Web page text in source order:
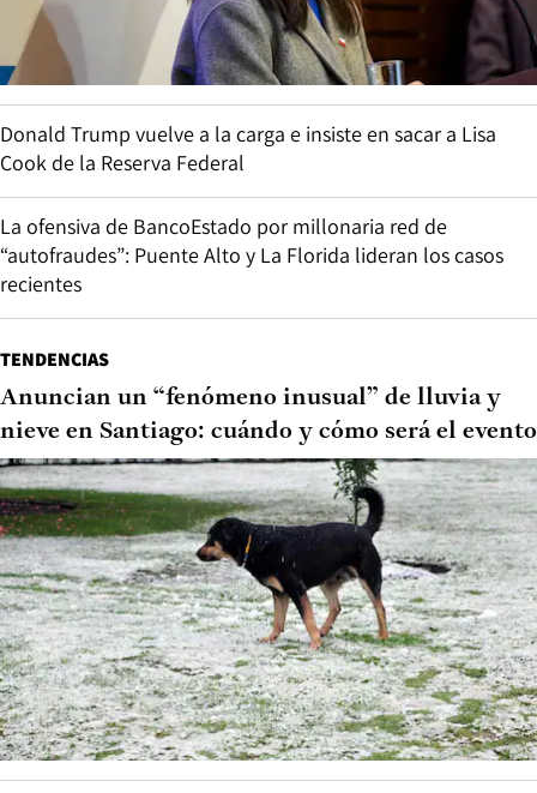
Donald Trump vuelve a la carga e insiste en sacar a Lisa
Cook de la Reserva Federal
La ofensiva de BancoEstado por millonaria red de
“autofraudes”: Puente Alto y La Florida lideran los casos
recientes
TENDENCIAS
Anuncian un “fenómeno inusual” de lluvia y
nieve en Santiago: cuándo y cómo será el evento